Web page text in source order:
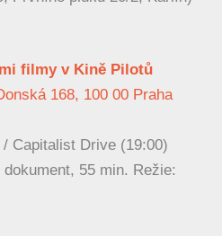
filmy v Kině Pilotů
168, 100 00 Praha
/ Capitalist Drive (19:00)
55 min. Režie: